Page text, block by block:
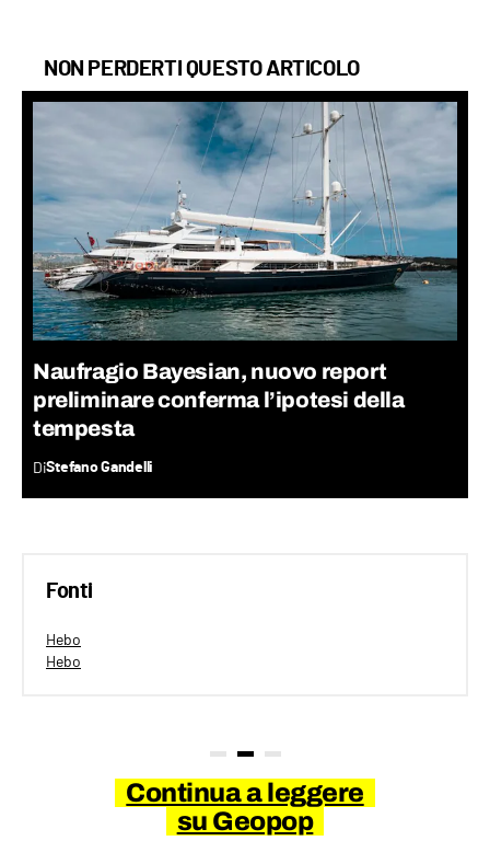
NON PERDERTI QUESTO ARTICOLO
Naufragio Bayesian, nuovo report
preliminare conferma l’ipotesi della
tempesta
DiStefano Gandelli
Fonti
Hebo
Hebo
Continua a leggere
su Geopop